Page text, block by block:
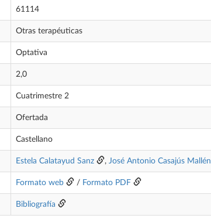
61114
Otras terapéuticas
Optativa
2,0
Cuatrimestre 2
Ofertada
Castellano
Estela Calatayud Sanz , José Antonio Casajús Mallén
Formato web / Formato PDF
Bibliografía